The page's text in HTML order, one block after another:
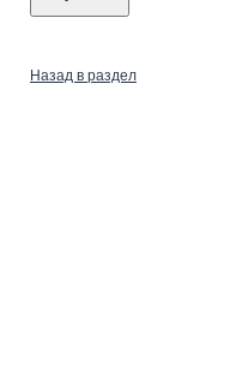
Назад в раздел